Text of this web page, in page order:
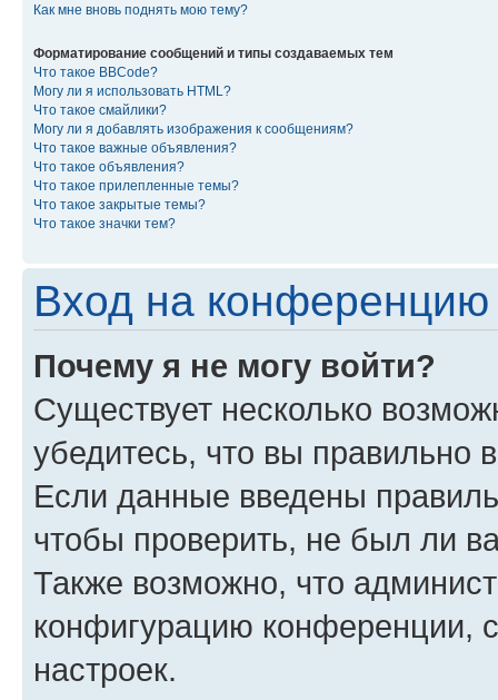
Как мне вновь поднять мою тему?
Форматирование сообщений и типы создаваемых тем
Что такое BBCode?
Могу ли я использовать HTML?
Что такое смайлики?
Могу ли я добавлять изображения к сообщениям?
Что такое важные объявления?
Что такое объявления?
Что такое прилепленные темы?
Что такое закрытые темы?
Что такое значки тем?
Вход на конференцию
Почему я не могу войти?
Существует несколько
убедитесь, что вы правильно
Если данные введены
чтобы проверить, не был ли
Также возможно, что
конфигурацию конференции,
настроек.